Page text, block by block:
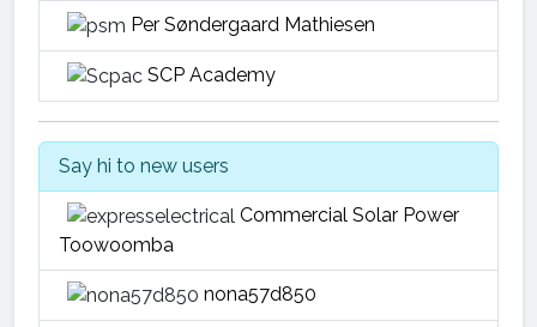
Per Søndergaard Mathiesen
SCP Academy
Say hi to new users
Commercial Solar Power
Toowoomba
nona57d850